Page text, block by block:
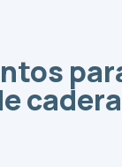
cadera